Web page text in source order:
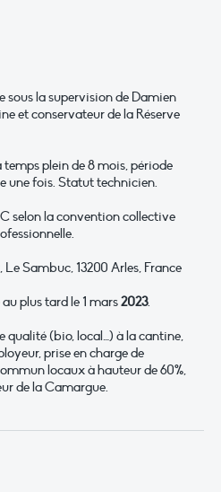
sous la supervision de Damien
et conservateur de la Réserve
plein de 8 mois, période
une fois. Statut technicien.
selon la convention collective
Le Sambuc, 13200 Arles, France
plus tard le 1 mars2023.
qualité (bio, local…) à la cantine,
prise en charge de
locaux à hauteur de 60%,
de la Camargue.